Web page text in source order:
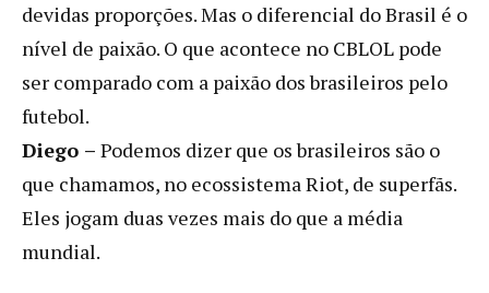
devidas proporções. Mas o diferencial do Brasil é o
nível de paixão. O que acontece no CBLOL pode
ser comparado com a paixão dos brasileiros pelo
futebol.
Diego – Podemos dizer que os brasileiros são o
que chamamos, no ecossistema Riot, de superfãs.
Eles jogam duas vezes mais do que a média
mundial.